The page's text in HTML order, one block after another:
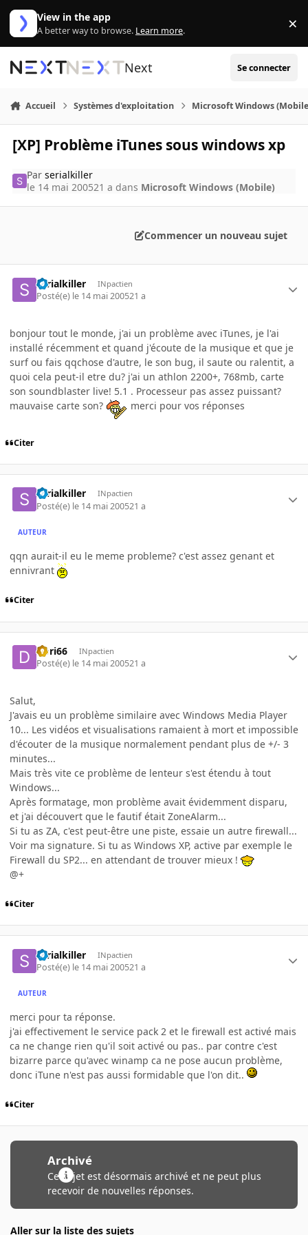
Aller au contenu
View in the app
A better way to browse. Learn more. ×
Next Se connecter
Accueil Systèmes d'exploitation Microsoft Windows
[XP] Problème iTunes sous windows xp
Parserialkiller
le 14 mai 200521 a dans Microsoft Windows (Mobile)
Commencer un nouveau sujet
serialkiller INpactien
Posté(e) le 14 mai 200521 a
bonjour tout le monde, j'ai un problème avec iTunes, je l'ai
installé récemment et quand j'écoute de la musique et que je
surf ou fais qqchose d'autre, le son bug, il saute ou ralentit, a
quoi cela peut-il etre du? j'ai un athlon 2200+, 768mb, carte
son soundblaster live! 5.1 . Processeur pas assez puissant?
mauvaise carte son?
merci pour vos réponses
Citer
serialkiller INpactien
Posté(e) le 14 mai 200521 a
AUTEUR
qqn aurait-il eu le meme probleme? c'est assez genant et
ennivrant
Citer
Dori66 INpactien
Posté(e) le 14 mai 200521 a
Salut,
J'avais eu un problème similaire avec Windows Media Player
10... Les vidéos et visualisations ramaient à mort et impossible
d'écouter de la musique normalement pendant plus de +/- 3
minutes...
Mais très vite ce problème de lenteur s'est étendu à tout
Windows...
Après formatage, mon problème avait évidemment disparu,
et j'ai découvert que le fautif était ZoneAlarm...
Si tu as ZA, c'est peut-être une piste, essaie un autre firewall...
Voir ma signature. Si tu as Windows XP, active par exemple le
Firewall du SP2... en attendant de trouver mieux !
@+
Citer
serialkiller INpactien
Posté(e) le 14 mai 200521 a
AUTEUR
merci pour ta réponse.
j'ai effectivement le service pack 2 et le firewall est activé mais
ca ne change rien qu'il soit activé ou pas.. par contre c'est
bizarre parce qu'avec winamp ca ne pose aucun problème,
donc iTune n'est pas aussi formidable que l'on dit..
Citer
Archivé
Ce sujet est désormais archivé et ne peut plus
recevoir de nouvelles réponses.
Aller sur la liste des sujets